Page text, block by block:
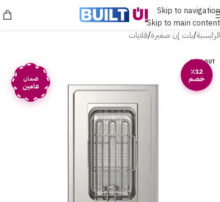
Skip to navigation
Skip to main content
الرئيسية/بلت إن صغيرة/قلايات
SOLD OUT
٪12
خصم ضمان
عامين